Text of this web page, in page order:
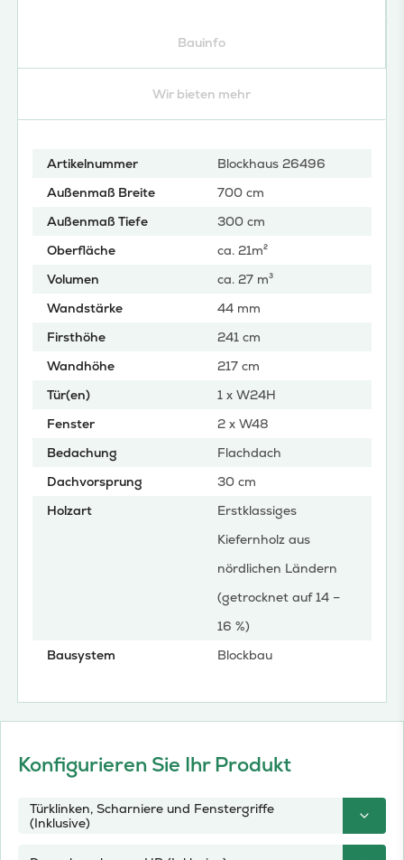
Bauinfo
Wir bieten mehr
Artikelnummer
Blockhaus 26496
Außenmaß Breite
700 cm
Außenmaß Tiefe
300 cm
Oberfläche
ca. 21m²
Volumen
ca. 27 m³
Wandstärke
44 mm
Firsthöhe
241 cm
Wandhöhe
217 cm
Tür(en)
1 x W24H
Fenster
2 x W48
Bedachung
Flachdach
Dachvorsprung
30 cm
Holzart
Erstklassiges
Kiefernholz aus
nördlichen Ländern
(getrocknet auf 14 –
16 %)
Bausystem
Blockbau
Konfigurieren Sie Ihr Produkt
Türklinken, Scharniere und Fenstergriffe
(Inklusive)